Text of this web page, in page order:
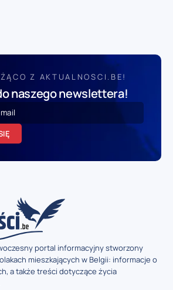
Z AKTUALNOSCI.BE!
naszego newslettera!
portal informacyjny stworzony
mieszkających w Belgii: informacje o
a także treści dotyczące życia